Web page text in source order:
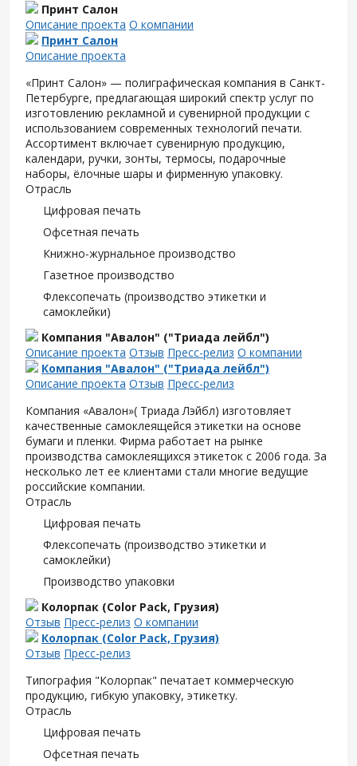
Принт Салон
Описание проекта О компании
Принт Салон
Описание проекта
«Принт Салон» — полиграфическая компания в Санкт-
Петербурге, предлагающая широкий спектр услуг по
изготовлению рекламной и сувенирной продукции с
использованием современных технологий печати.
Ассортимент включает сувенирную продукцию,
календари, ручки, зонты, термосы, подарочные
наборы, ёлочные шары и фирменную упаковку.
Отрасль
Цифровая печать
Офсетная печать
Книжно-журнальное производство
Газетное производство
Флексопечать (производство этикетки и
самоклейки)
Компания "Авалон" ("Триада лейбл")
Описание проекта Отзыв Пресс-релиз О компании
Компания "Авалон" ("Триада лейбл")
Описание проекта Отзыв Пресс-релиз
Компания «Авалон»( Триада Лэйбл) изготовляет
качественные самоклеящейся этикетки на основе
бумаги и пленки. Фирма работает на рынке
производства самоклеящихся этикеток с 2006 года. За
несколько лет ее клиентами стали многие ведущие
российские компании.
Отрасль
Цифровая печать
Флексопечать (производство этикетки и
самоклейки)
Производство упаковки
Колорпак (Color Pack, Грузия)
Отзыв Пресс-релиз О компании
Колорпак (Color Pack, Грузия)
Отзыв Пресс-релиз
Типография "Колорпак" печатает коммерческую
продукцию, гибкую упаковку, этикетку.
Отрасль
Цифровая печать
Офсетная печать